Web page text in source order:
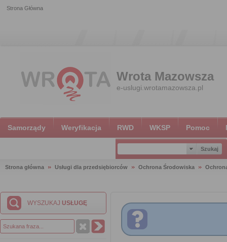
Strona Główna
Wrota Mazowsza
e-uslugi.wrotamazowsza.pl
Samorządy Weryfikacja RWD WKSP Pomoc
Strona główna Usługi dla przedsiębiorców Ochrona Środowiska
WYSZUKAJ USŁUGĘ